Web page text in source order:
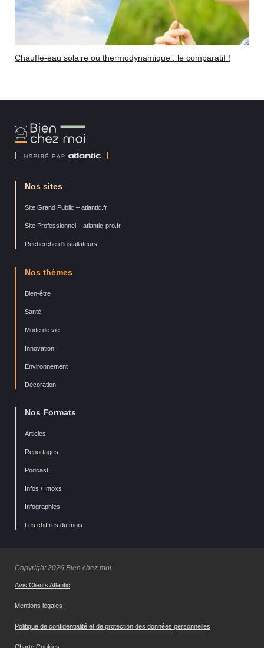
Chauffe-eau solaire ou thermodynamique : le comparatif !
Bien
Chez
Nos sites
Site Grand Public – atlantic.fr
Site Professionnel – atlantic-pro.fr
Recherche d’installateurs
Nos thèmes
Bien-être
Santé
Mode de vie
Innovation
Environnement
Décoration
Nos Formats
Articles
Reportages
Podcast
Infos / Intoxs
Infographies
Les chiffres du mois
Copyright 2026 Bien chez moi
Avis Clients Atlantic
Mentions légales
Politique de confidentialité et de protection des données personnelles